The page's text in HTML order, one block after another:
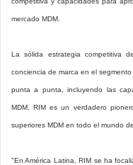
mercado MDM.
La sólida estrategia competitiva
conciencia de marca en el
punta a punta, incluyendo las
MDM. RIM es un verdadero
superiores MDM en todo el mundo
"En América Latina, RIM se ha